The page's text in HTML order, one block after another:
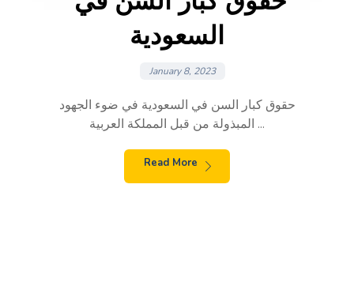
السعودية
January 8, 2023
حقوق كبار السن في السعودية في ضوء الجهود
المبذولة من قبل المملكة العربية ...
Read More